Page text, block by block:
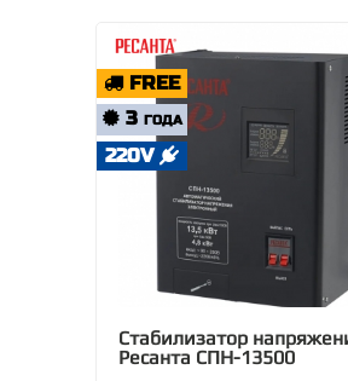
FREE
3 ГОДА
220V
Стабилизатор
Ресанта СПН-13500